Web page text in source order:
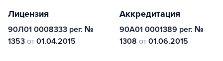
Лицензия
90Л01 0008333 рег. №
1353 от 01.04.2015
Аккредитация
90А01 0001389 рег. №
1308 от 01.06.2015